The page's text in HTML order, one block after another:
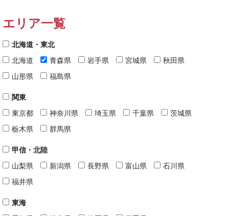
エリア一覧
北海道・東北
北海道
青森県 岩手県 宮城県
秋田県
山形県
福島県
関東
東京都
神奈川県 埼玉県 千葉県
茨城県
栃木県
群馬県
甲信・北陸
山梨県
新潟県 長野県 富山県
石川県
福井県
東海